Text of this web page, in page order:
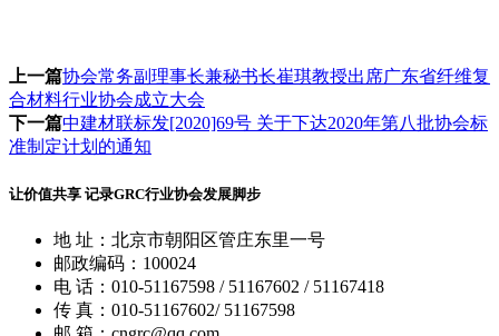
上一篇协会常务副理事长兼秘书长崔琪教授出席广东省纤维复
合材料行业协会成立大会
下一篇中建材联标发[2020]69号 关于下达2020年第八批协会标
准制定计划的通知
让价值共享 记录GRC行业协会发展脚步
地 址：北京市朝阳区管庄东里一号
邮政编码：100024
电 话：010-51167598 / 51167602 / 51167418
传 真：010-51167602/ 51167598